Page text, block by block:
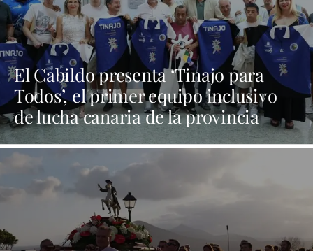
El Cabildo presenta ‘Tinajo para
Todos’, el primer equipo inclusivo
de lucha canaria de la provincia